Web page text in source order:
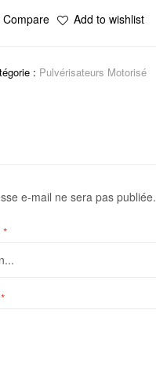
Compare Add to wishlist
: Pulvérisateurs Motorisé
e-mail ne sera pas publiée.
*
*